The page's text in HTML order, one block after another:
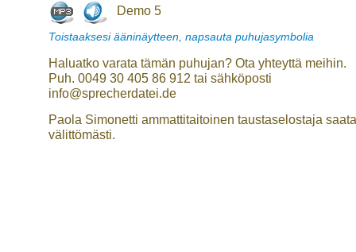
Demo 5
Toistaaksesi ääninäytteen, napsauta puhujasymbolia
Haluatko varata tämän puhujan? Ota yhteyttä meihin.
Puh. 0049 30 405 86 912 tai sähköposti
info@sprecherdatei.de
Paola Simonetti ammattitaitoinen taustaselostaja
välittömästi.